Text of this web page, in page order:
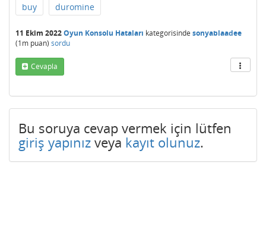
buy duromine
11 Ekim 2022Oyun Konsolu Hataları kategorisinde sonyablaadee
(1m puan) sordu
Cevapla
Bu soruya cevap vermek için lütfen
giriş yapınız veya kayıt olunuz.